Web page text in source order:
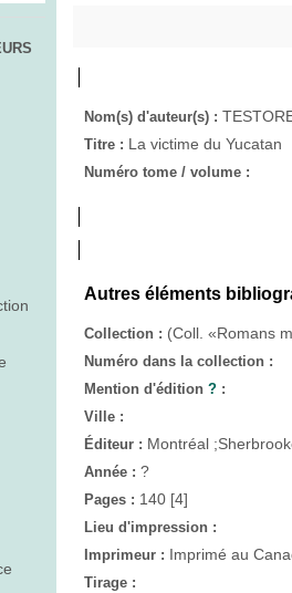
Nom(s) d'auteur(s) :
Titre : La victime du Yucatan
Numéro tome / volume :
Autres éléments
Collection : (Coll. «Romans
Numéro dans la collection :
Mention d'édition ? :
Ville :
Éditeur : Montréal
Année : ?
Pages : 140 [4]
Lieu d'impression :
Imprimeur : Imprimé au
Tirage :